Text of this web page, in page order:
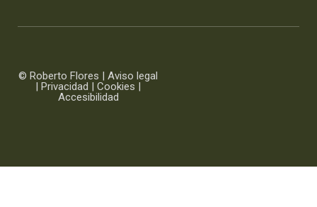
© Roberto Flores | Aviso legal
Privacidad Cookies
Accesibilidad